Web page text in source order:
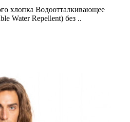
хлопка Водоотталкивающее
Water Repellent) без ..